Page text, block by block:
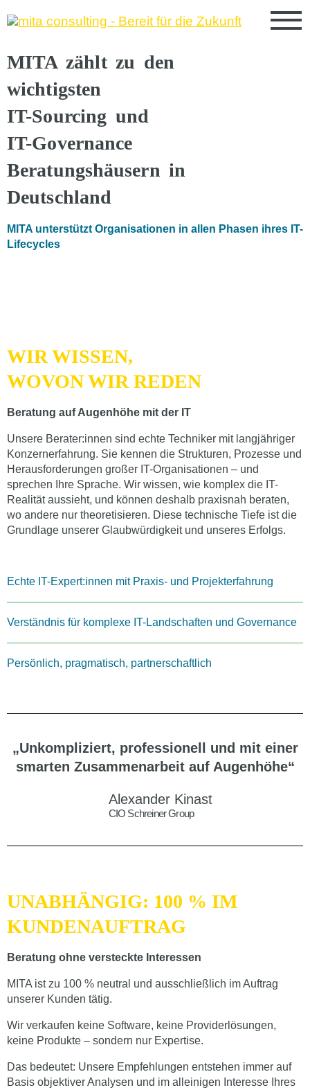
MITA zählt zu den
wichtigsten
IT-Sourcing und
IT-Governance
Beratungshäusern in
Deutschland
MITA unterstützt Organisationen in allen Phasen ihres IT-
Lifecycles
WIR WISSEN,
WOVON WIR REDEN
Beratung auf Augenhöhe mit der IT
Unsere Berater:innen sind echte Techniker mit langjähriger
Konzernerfahrung. Sie kennen die Strukturen, Prozesse und
Herausforderungen großer IT-Organisationen – und
sprechen Ihre Sprache. Wir wissen, wie komplex die IT-
Realität aussieht, und können deshalb praxisnah beraten,
wo andere nur theoretisieren. Diese technische Tiefe ist die
Grundlage unserer Glaubwürdigkeit und unseres Erfolgs.
Echte IT-Expert:innen mit Praxis- und Projekterfahrung
Verständnis für komplexe IT-Landschaften und Governance
Persönlich, pragmatisch, partnerschaftlich
„Unkompliziert, professionell und mit einer
smarten Zusammenarbeit auf Augenhöhe“
Alexander Kinast
CIO Schreiner Group
UNABHÄNGIG: 100 % IM
KUNDENAUFTRAG
Beratung ohne versteckte Interessen
MITA ist zu 100 % neutral und ausschließlich im Auftrag
unserer Kunden tätig.
Wir verkaufen keine Software, keine Providerlösungen,
keine Produkte – sondern nur Expertise.
Das bedeutet: Unsere Empfehlungen entstehen immer auf
Basis objektiver Analysen und im alleinigen Interesse Ihres